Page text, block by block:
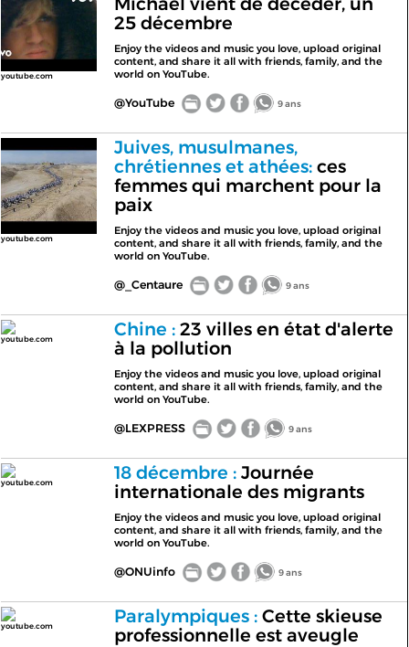
youtube.com
25 décembre
Enjoy the videos and music you love, upload original
content, and share it all with friends, family, and the
world on YouTube.
@YouTube 9 ans
youtube.com
Juives, musulmanes,
chrétiennes et athées:ces
femmes qui marchent pour la
paix
Enjoy the videos and music you love, upload original
content, and share it all with friends, family, and the
world on YouTube.
@_Centaure 9 ans
youtube.com Chine :23 villes en état d'alerte
à la pollution
Enjoy the videos and music you love, upload original
content, and share it all with friends, family, and the
world on YouTube.
@LEXPRESS 9 ans
youtube.com 18 décembre :Journée
internationale des migrants
Enjoy the videos and music you love, upload original
content, and share it all with friends, family, and the
world on YouTube.
@ONUinfo 9 ans
youtube.com Paralympiques :Cette skieuse
professionnelle est aveugle